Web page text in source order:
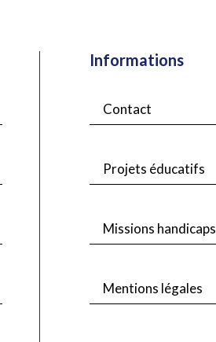
Informations
Contact
Projets éducatifs
Missions handicaps
Mentions légales